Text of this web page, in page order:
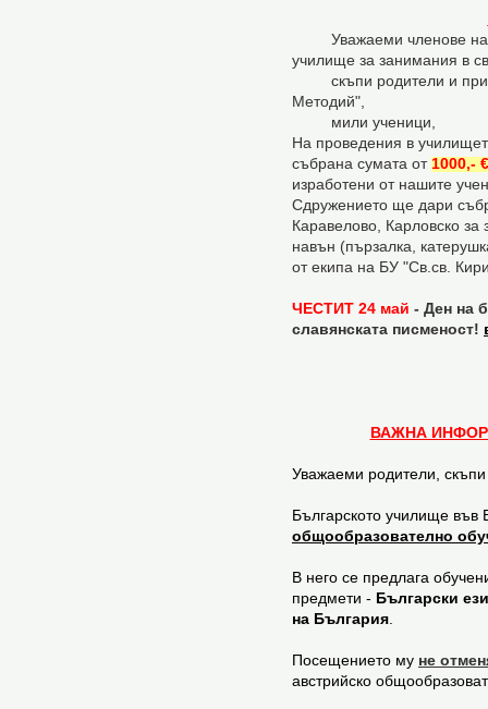
Уважаеми членове на
училище за занимания в
скъпи родители и
Методий",
мили ученици,
На проведения в
събрана сумата от 1000,-
изработени от нашите
Сдружението ще дари
Каравелово, Карловско за
навън (пързалка,
от екипа на БУ "Св.св.
ЧЕСТИТ 24 май - Ден на
славянската писменост!
ВАЖНА
Уважаеми родители,
Българското училище във
общообразователно
В него се предлага
предмети - Български
на България
Посещението му не
австрийско